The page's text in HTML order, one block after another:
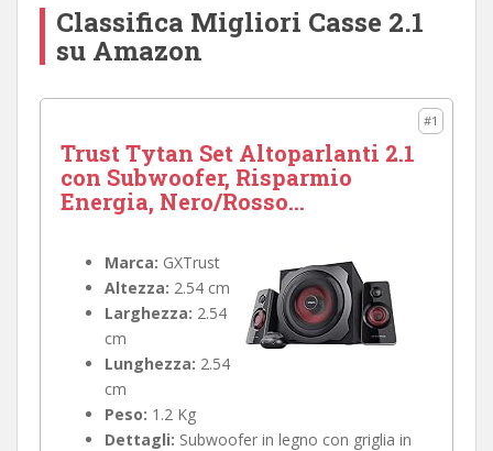
Classifica Migliori Casse 2.1
su Amazon
#1
Trust Tytan Set Altoparlanti 2.1
con Subwoofer, Risparmio
Energia, Nero/Rosso...
Marca: GXTrust
Altezza: 2.54 cm
Larghezza: 2.54
cm
Lunghezza: 2.54
cm
Peso: 1.2 Kg
Dettagli: Subwoofer in legno con griglia in